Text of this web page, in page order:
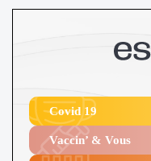
Covid 19
Vaccin’ & Vous